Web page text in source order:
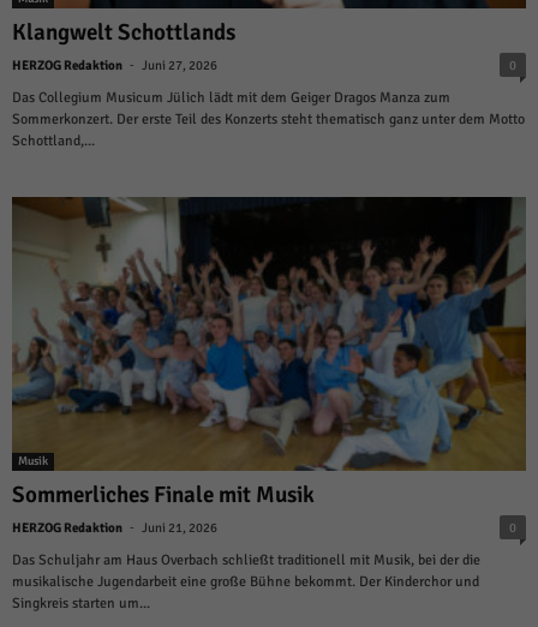
Klangwelt Schottlands
HERZOG Redaktion - Juni 27, 2026 0
Das Collegium Musicum Jülich lädt mit dem Geiger Dragos Manza zum
Sommerkonzert. Der erste Teil des Konzerts steht thematisch ganz unter dem Motto
Schottland,...
Musik
Sommerliches Finale mit Musik
HERZOG Redaktion - Juni 21, 2026 0
Das Schuljahr am Haus Overbach schließt traditionell mit Musik, bei der die
musikalische Jugendarbeit eine große Bühne bekommt. Der Kinderchor und
Singkreis starten um...